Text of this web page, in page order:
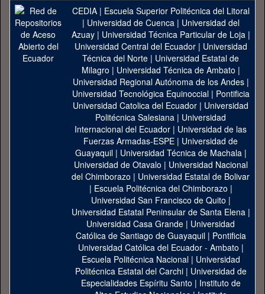
CEDIA| Escuela Superior Politécnica del Litoral
| Universidad de Cuenca| Universidad del
Azuay| Universidad Técnica Particular de Loja|
Universidad Central del Ecuador| Universidad
Técnica del Norte | Universidad Estatal de
Milagro | Universidad Técnica de Ambato |
Universidad Regional Autónoma de los Andes|
Universidad Tecnológica Equinoccial| Pontificia
Universidad Catolica del Ecuador | Universidad
Politécnica Salesiana | Universidad
Internacional del Ecuador | Universidad de las
Fuerzas Armadas-ESPE | Universidad de
Guayaquil| Universidad Técnica de Machala|
Universidad de Otavalo | Universidad Nacional
del Chimborazo | Universidad Estatal de Bolivar
| Escuela Politécnica del Chimborazo |
Universidad San Francisco de Quito |
Universidad Estatal Peninsular de Santa Elena|
Universidad Casa Grande | Universidad
Católica de Santiago de Guayaquil| Pontificia
Universidad Católica del Ecuador - Ambato |
Escuela Politécnica Nacional| Universidad
Politécnica Estatal del Carchi| Universidad de
Especialidades Espíritu Santo | Instituto de